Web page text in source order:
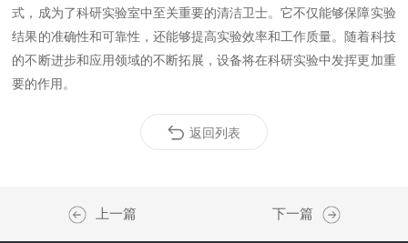
式，成为了科研实验室中至关重要的清洁卫士。它不仅能够保障实验
结果的准确性和可靠性，还能够提高实验效率和工作质量。随着科技
的不断进步和应用领域的不断拓展，设备将在科研实验中发挥更加重
要的作用。
返回列表
上一篇 下一篇